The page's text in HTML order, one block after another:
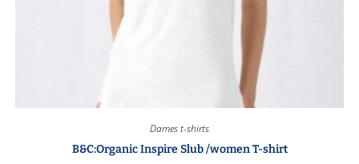
Dames t-shirts
B&C:Organic Inspire Slub /women T-shirt